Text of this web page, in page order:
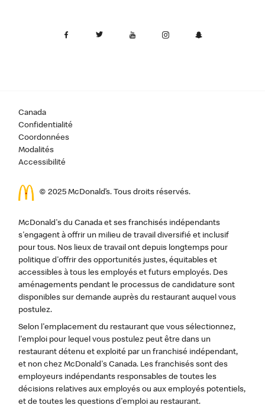
Canada
Confidentialité
Coordonnées
Modalités
Accessibilité
© 2025 McDonald’s. Tous droits réservés.
McDonald's du Canada et ses franchisés indépendants
s'engagent à offrir un milieu de travail diversifié et inclusif
pour tous. Nos lieux de travail ont depuis longtemps pour
politique d'offrir des opportunités justes, équitables et
accessibles à tous les employés et futurs employés. Des
aménagements pendant le processus de candidature sont
disponibles sur demande auprès du restaurant auquel vous
postulez.
Selon l'emplacement du restaurant que vous sélectionnez,
l'emploi pour lequel vous postulez peut être dans un
restaurant détenu et exploité par un franchisé indépendant,
et non chez McDonald's Canada. Les franchisés sont des
employeurs indépendants responsables de toutes les
décisions relatives aux employés ou aux employés potentiels,
et de toutes les questions d'emploi au restaurant.